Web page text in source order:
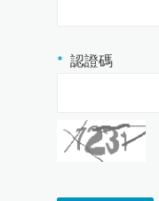
認證碼